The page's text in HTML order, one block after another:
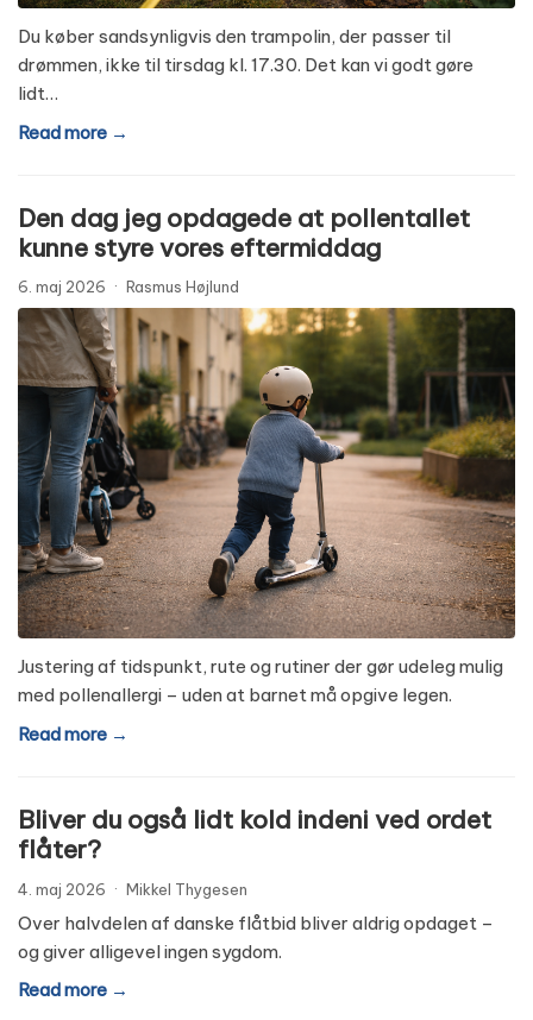
Du køber sandsynligvis den trampolin, der passer til
drømmen, ikke til tirsdag kl. 17.30. Det kan vi godt gøre
lidt…
Read more →
Den dag jeg opdagede at pollentallet
kunne styre vores eftermiddag
6. maj 2026 · Rasmus Højlund
Justering af tidspunkt, rute og rutiner der gør udeleg mulig
med pollenallergi – uden at barnet må opgive legen.
Read more →
Bliver du også lidt kold indeni ved ordet
flåter?
4. maj 2026 · Mikkel Thygesen
Over halvdelen af danske flåtbid bliver aldrig opdaget –
og giver alligevel ingen sygdom.
Read more →